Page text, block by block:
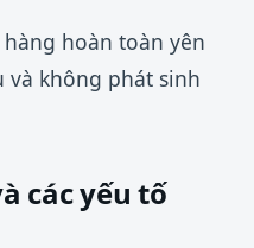
hoàn toàn yên
và không phát sinh
các yếu tố